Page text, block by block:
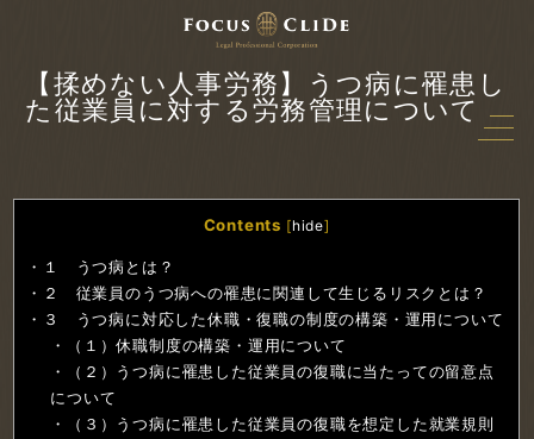
【揉めない人事労務】うつ病に罹患し
た従業員に対する労務管理について
Contents [hide]
１ うつ病とは？
２ 従業員のうつ病への罹患に関連して生じるリスクとは？
３ うつ病に対応した休職・復職の制度の構築・運用について
（１）休職制度の構築・運用について
（２）うつ病に罹患した従業員の復職に当たっての留意点
について
（３）うつ病に罹患した従業員の復職を想定した就業規則